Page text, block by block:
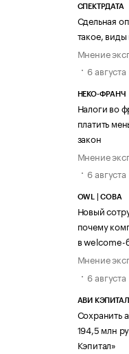
СПЕКТРДАТА
Сдельная
такое, виды
Мнение
6
НЕКО-ФРАНЧ
Налоги во
платить
закон
Мнение
6
OWL | СОВА
Новый
почему
в welcome-
Мнение
6
АВИ КЭПИТАЛ
Сохранить
194,5 млн
Кэпитал»